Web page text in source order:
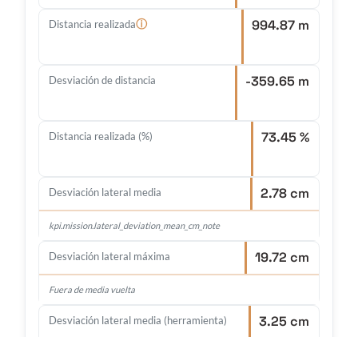
Distancia realizadaⓘ 994.87 m
Desviación de distancia -359.65 m
Distancia realizada (%) 73.45 %
Desviación lateral media 2.78 cm
kpi.mission.lateral_deviation_mean_cm_note
Desviación lateral máxima 19.72 cm
Fuera de media vuelta
Desviación lateral media (herramienta) 3.25 cm